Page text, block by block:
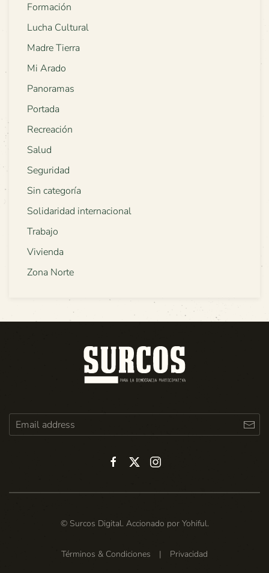
Formación
Lucha Cultural
Madre Tierra
Mi Arado
Panoramas
Portada
Recreación
Salud
Seguridad
Sin categoría
Solidaridad internacional
Trabajo
Vivienda
Zona Norte
© Surcos Digital. Accionado por Yohiful.
Términos & Condiciones | Privacidad